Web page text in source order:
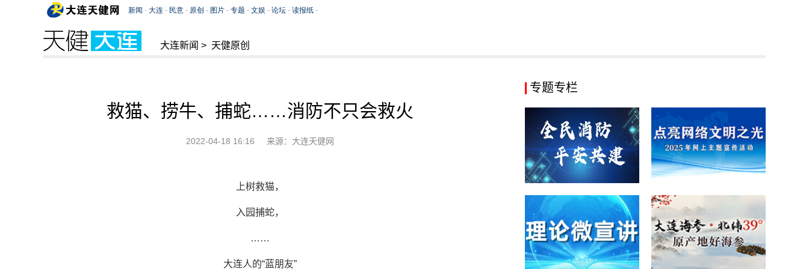
大连新闻 > 天健原创
救猫、捞牛、捕蛇……消防不只会救火
2022-04-18 16:16 来源：大连天健网
上树救猫，
入园捕蛇，
……
大连人的“蓝朋友”